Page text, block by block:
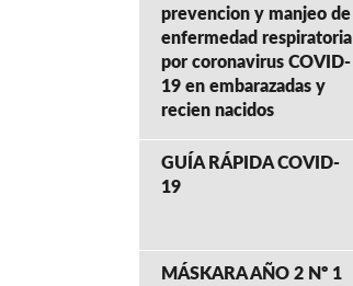
prevencion y manjeo de
enfermedad respiratoria
por coronavirus COVID-
19 en embarazadas y
recien nacidos
GUÍA RÁPIDA COVID-
19
MÁSKARA AÑO 2 Nº 1